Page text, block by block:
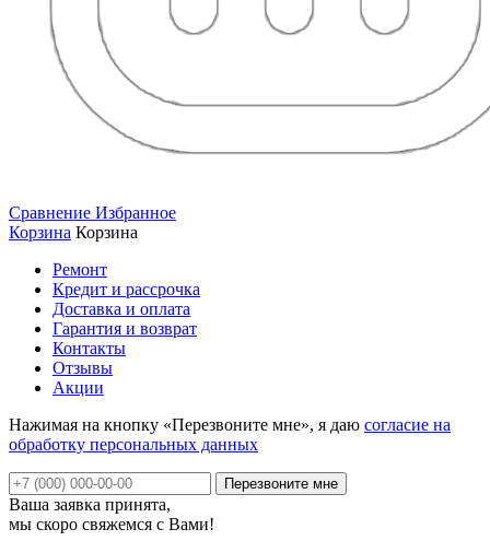
Сравнение Избранное
Корзина Корзина
Ремонт
Кредит и рассрочка
Доставка и оплата
Гарантия и возврат
Контакты
Отзывы
Акции
Нажимая на кнопку «Перезвоните мне», я даю согласие на
обработку персональных данных
Ваша заявка принята,
мы скоро свяжемся с Вами!